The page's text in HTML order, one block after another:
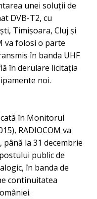
unei soluţii de
DVB-T2, cu
Timişoara, Cluj şi
va folosi o parte
în banda UHF
în derulare licitaţia
noi.
în Monitorul
RADIOCOM va
la 31 decembrie
public de
în banda de
continuitatea